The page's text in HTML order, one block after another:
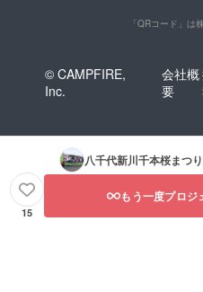
「QRコード」は
© CAMPFIRE,
Inc.
会社概
要
八千代新川千本桜まつ
15
もう一度プロジ